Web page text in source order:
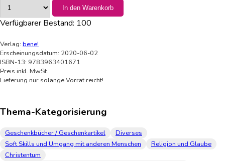
In den Warenkorb
Verfügbarer Bestand: 100
Verlag: bene!
Erscheinungsdatum: 2020-06-02
ISBN-13: 9783963401671
Preis inkl. MwSt.
Lieferung nur solange Vorrat reicht!
Thema-Kategorisierung
Geschenkbücher / Geschenkartikel
Diverses
Soft Skills und Umgang mit anderen Menschen
Religion und Glaube
Christentum